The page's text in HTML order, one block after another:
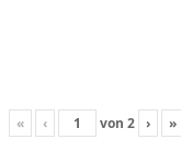
« ‹ von 2 › »